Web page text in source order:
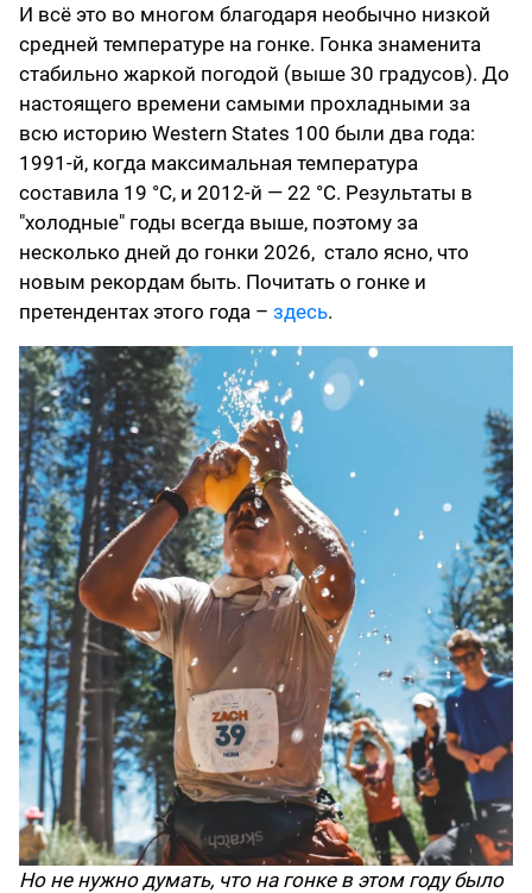
И всё это во многом благодаря необычно низкой
средней температуре на гонке. Гонка знаменита
стабильно жаркой погодой (выше 30 градусов). До
настоящего времени самыми прохладными за
всю историю Western States 100 были два года:
1991-й, когда максимальная температура
составила 19 °C, и 2012-й — 22 °C. Результаты в
"холодные" годы всегда выше, поэтому за
несколько дней до гонки 2026, стало ясно, что
новым рекордам быть. Почитать о гонке и
претендентах этого года – здесь.
Но не нужно думать, что на гонке в этом году было